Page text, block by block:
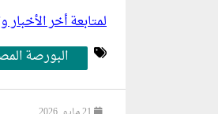
لمتابعة أخر
البورصة